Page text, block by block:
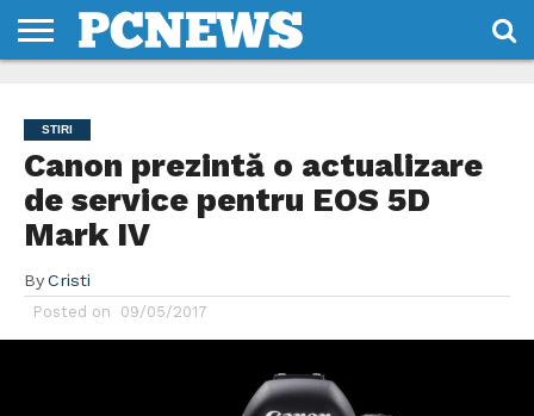
NOI
SI
CONDITII
STIRI
Canon prezintă o actualizare
de service pentru EOS 5D
Mark IV
By Cristi
Posted on 09/05/2017